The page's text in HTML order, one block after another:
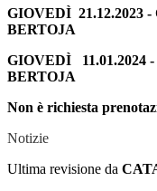
GIOVEDÌ 21.12.2023 -
BERTOJA
GIOVEDÌ 11.01.2024
BERTOJA
Non è richiesta
Notizie
Ultima revisione da